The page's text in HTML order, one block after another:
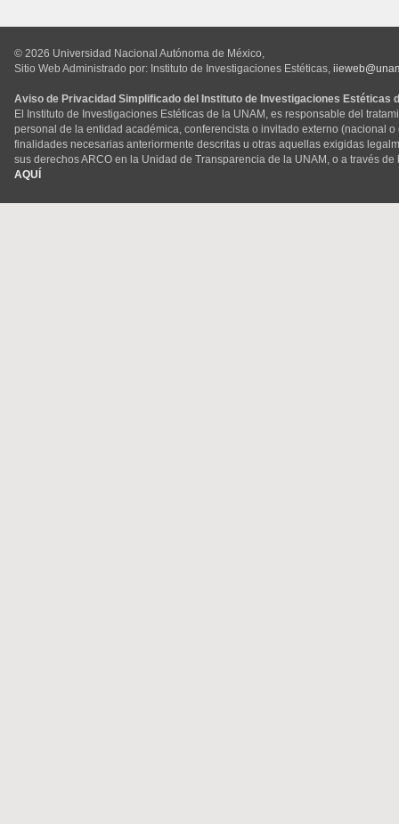
© 2026 Universidad Nacional Autónoma de México,
Sitio Web Administrado por: Instituto de Investigaciones Estéticas,
Aviso de Privacidad Simplificado del Instituto de Investigaciones Estéticas
El Instituto de Investigaciones Estéticas de la UNAM, es responsable del
personal de la entidad académica, conferencista o invitado externo (nacional
finalidades necesarias anteriormente descritas u otras aquellas exigidas
sus derechos ARCO en la Unidad de Transparencia de la UNAM, o a través
AQUÍ